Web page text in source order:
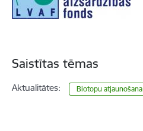
Saistītas tēmas
Aktualitātes: Biotopu atjaunošana